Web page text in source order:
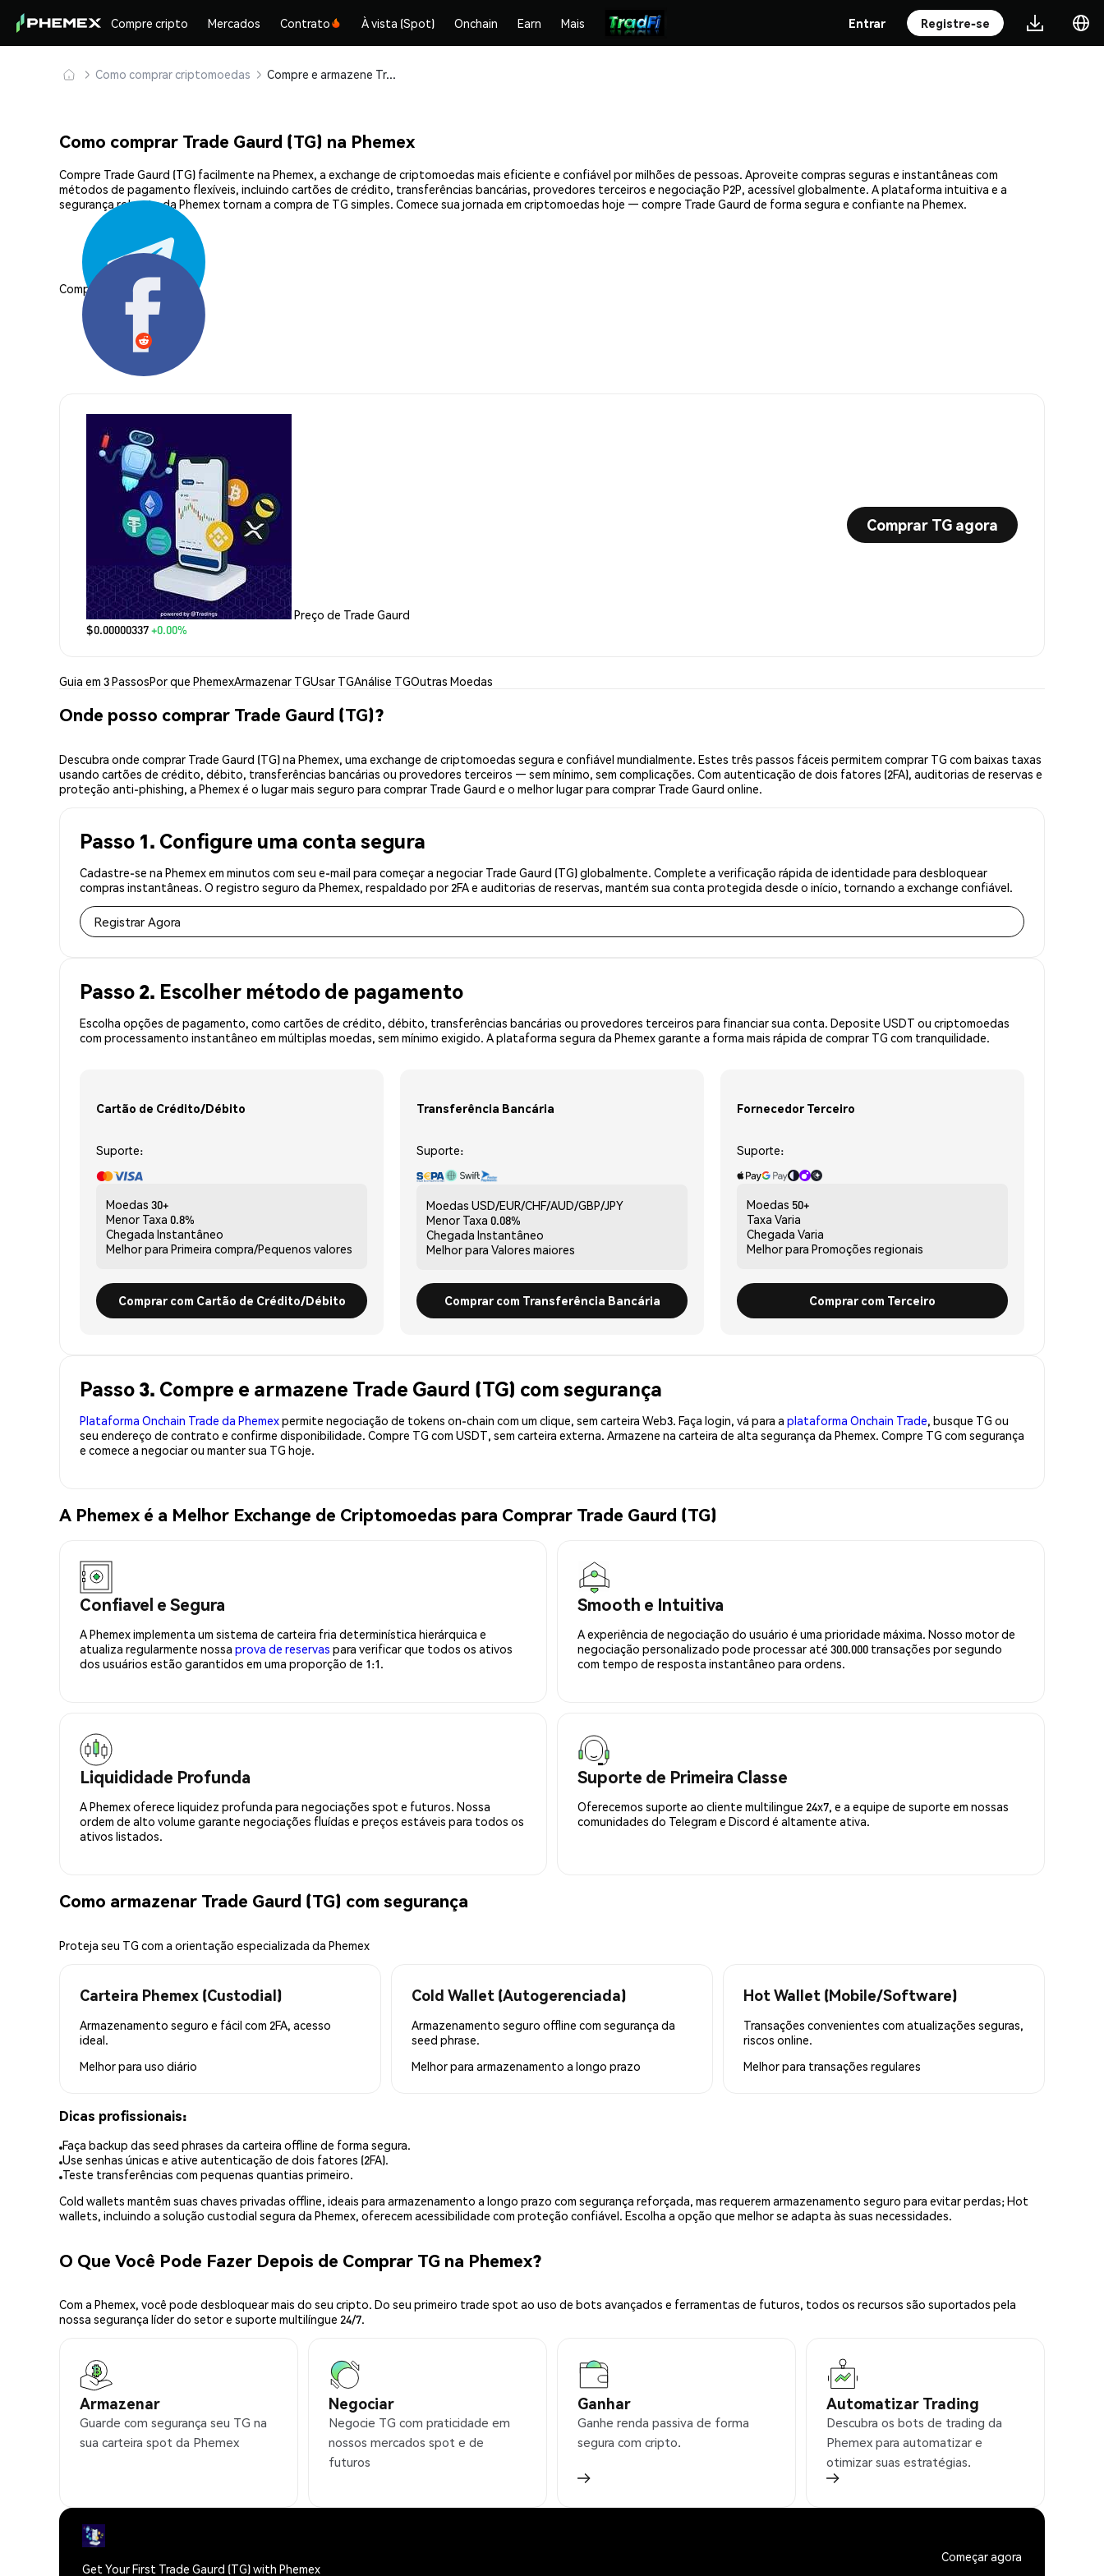
Compre cripto Mercados Contrato À vista (Spot) Onchain Earn Mais Entrar Registre-se
Como comprar criptomoedas Compre e armazene Trade Gaurd (TG) com segurança
Como comprar Trade Gaurd (TG) na Phemex
Compre Trade Gaurd (TG) facilmente na Phemex, a exchange de criptomoedas mais eficiente e confiável por milhões de pessoas. Aproveite compras seguras e instantâneas com
métodos de pagamento flexíveis, incluindo cartões de crédito, transferências bancárias, provedores terceiros e negociação P2P, acessível globalmente. A plataforma intuitiva e a
segurança robusta da Phemex tornam a compra de TG simples. Comece sua jornada em criptomoedas hoje — compre Trade Gaurd de forma segura e confiante na Phemex.
Compartilhar:
Preço de Trade Gaurd
$0.00000337+0.00%
Comprar TG agora
Guia em 3 PassosPor que PhemexArmazenar TGUsar TGAnálise TGOutras Moedas
Onde posso comprar Trade Gaurd (TG)?
Descubra onde comprar Trade Gaurd (TG) na Phemex, uma exchange de criptomoedas segura e confiável mundialmente. Estes três passos fáceis permitem comprar TG com baixas taxas
usando cartões de crédito, débito, transferências bancárias ou provedores terceiros — sem mínimo, sem complicações. Com autenticação de dois fatores (2FA), auditorias de reservas e
proteção anti-phishing, a Phemex é o lugar mais seguro para comprar Trade Gaurd e o melhor lugar para comprar Trade Gaurd online.
Passo 1. Configure uma conta segura
Cadastre-se na Phemex em minutos com seu e-mail para começar a negociar Trade Gaurd (TG) globalmente. Complete a verificação rápida de identidade para desbloquear
compras instantâneas. O registro seguro da Phemex, respaldado por 2FA e auditorias de reservas, mantém sua conta protegida desde o início, tornando a exchange confiável.
Registrar Agora
Passo 2. Escolher método de pagamento
Escolha opções de pagamento, como cartões de crédito, débito, transferências bancárias ou provedores terceiros para financiar sua conta. Deposite USDT ou criptomoedas
com processamento instantâneo em múltiplas moedas, sem mínimo exigido. A plataforma segura da Phemex garante a forma mais rápida de comprar TG com tranquilidade.
Cartão de Crédito/Débito
Suporte:
Moedas 30+
Menor Taxa 0.8%
Chegada Instantâneo
Melhor para Primeira compra/Pequenos valores
Comprar com Cartão de Crédito/Débito
Transferência Bancária
Suporte:
Moedas USD/EUR/CHF/AUD/GBP/JPY
Menor Taxa 0.08%
Chegada Instantâneo
Melhor para Valores maiores
Comprar com Transferência Bancária
Fornecedor Terceiro
Suporte:
Moedas 50+
Taxa Varia
Chegada Varia
Melhor para Promoções regionais
Comprar com Terceiro
Passo 3. Compre e armazene Trade Gaurd (TG) com segurança
Plataforma Onchain Trade da Phemexpermite negociação de tokens on-chain com um clique, sem carteira Web3. Faça login, vá para a plataforma Onchain Trade, busque TG ou
seu endereço de contrato e confirme disponibilidade. Compre TG com USDT, sem carteira externa. Armazene na carteira de alta segurança da Phemex. Compre TG com segurança
e comece a negociar ou manter sua TG hoje.
A Phemex é a Melhor Exchange de Criptomoedas para Comprar Trade Gaurd (TG)
Confiavel e Segura
A Phemex implementa um sistema de carteira fria determinística hierárquica e
atualiza regularmente nossa prova de reservas para verificar que todos os ativos
dos usuários estão garantidos em uma proporção de 1:1.
Smooth e Intuitiva
A experiência de negociação do usuário é uma prioridade máxima. Nosso motor de
negociação personalizado pode processar até 300.000 transações por segundo
com tempo de resposta instantâneo para ordens.
Liquididade Profunda
A Phemex oferece liquidez profunda para negociações spot e futuros. Nossa
ordem de alto volume garante negociações fluídas e preços estáveis para todos os
ativos listados.
Suporte de Primeira Classe
Oferecemos suporte ao cliente multilingue 24x7, e a equipe de suporte em nossas
comunidades do Telegram e Discord é altamente ativa.
Como armazenar Trade Gaurd (TG) com segurança
Proteja seu TG com a orientação especializada da Phemex
Carteira Phemex (Custodial)
Armazenamento seguro e fácil com 2FA, acesso
ideal.
Melhor para uso diário
Cold Wallet (Autogerenciada)
Armazenamento seguro offline com segurança da
seed phrase.
Melhor para armazenamento a longo prazo
Hot Wallet (Mobile/Software)
Transações convenientes com atualizações seguras,
riscos online.
Melhor para transações regulares
Dicas profissionais:
Faça backup das seed phrases da carteira offline de forma segura.
Use senhas únicas e ative autenticação de dois fatores (2FA).
Teste transferências com pequenas quantias primeiro.
Cold wallets mantêm suas chaves privadas offline, ideais para armazenamento a longo prazo com segurança reforçada, mas requerem armazenamento seguro para evitar perdas; Hot
wallets, incluindo a solução custodial segura da Phemex, oferecem acessibilidade com proteção confiável. Escolha a opção que melhor se adapta às suas necessidades.
O Que Você Pode Fazer Depois de Comprar TG na Phemex?
Com a Phemex, você pode desbloquear mais do seu cripto. Do seu primeiro trade spot ao uso de bots avançados e ferramentas de futuros, todos os recursos são suportados pela
nossa segurança líder do setor e suporte multilíngue 24/7.
Armazenar
Guarde com segurança seu TG na
sua carteira spot da Phemex
Negociar
Negocie TG com praticidade em
nossos mercados spot e de
futuros
Ganhar
Ganhe renda passiva de forma
segura com cripto.
Automatizar Trading
Descubra os bots de trading da
Phemex para automatizar e
otimizar suas estratégias.
Get Your First Trade Gaurd (TG) with Phemex
Começar agora